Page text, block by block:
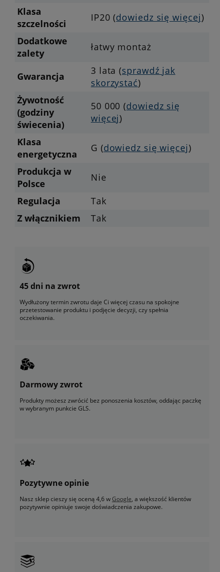
Klasa
szczelności
IP20 (dowiedz się więcej)
Dodatkowe
zalety
łatwy montaż
Gwarancja 3 lata (sprawdź jak
skorzystać)
Żywotność
(godziny
świecenia)
50 000 (dowiedz się
więcej)
Klasa
energetyczna
G (dowiedz się więcej)
Produkcja w
Polsce
Nie
Regulacja
Tak
Z włącznikiem
Tak
45 dni na zwrot
Wydłużony termin zwrotu daje Ci więcej czasu na spokojne
przetestowanie produktu i podjęcie decyzji, czy spełnia
oczekiwania.
Darmowy zwrot
Produkty możesz zwrócić bez ponoszenia kosztów, oddając paczkę
w wybranym punkcie GLS.
Pozytywne opinie
Nasz sklep cieszy się oceną 4,6 wGoogle, a większość klientów
pozytywnie opiniuje swoje doświadczenia zakupowe.